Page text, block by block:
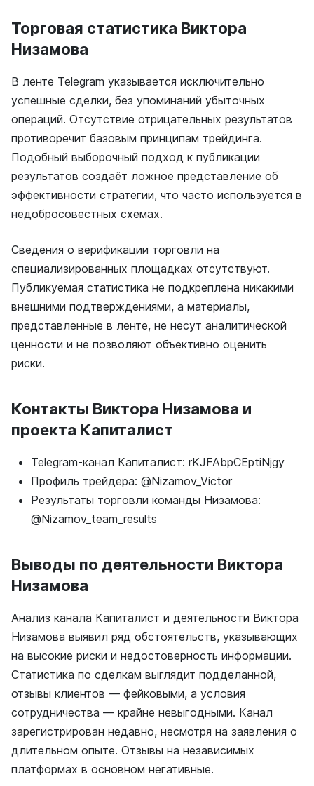
Торговая статистика Виктора
Низамова
В ленте Telegram указывается исключительно
успешные сделки, без упоминаний убыточных
операций. Отсутствие отрицательных результатов
противоречит базовым принципам трейдинга.
Подобный выборочный подход к публикации
результатов создаёт ложное представление об
эффективности стратегии, что часто используется в
недобросовестных схемах.
Сведения о верификации торговли на
специализированных площадках отсутствуют.
Публикуемая статистика не подкреплена никакими
внешними подтверждениями, а материалы,
представленные в ленте, не несут аналитической
ценности и не позволяют объективно оценить
риски.
Контакты Виктора Низамова и
проекта Капиталист
Telegram-канал Капиталист: rKJFAbpCEptiNjgy
Профиль трейдера: @Nizamov_Victor
Результаты торговли команды Низамова:
@Nizamov_team_results
Выводы по деятельности Виктора
Низамова
Анализ канала Капиталист и деятельности Виктора
Низамова выявил ряд обстоятельств, указывающих
на высокие риски и недостоверность информации.
Статистика по сделкам выглядит подделанной,
отзывы клиентов — фейковыми, а условия
сотрудничества — крайне невыгодными. Канал
зарегистрирован недавно, несмотря на заявления о
длительном опыте. Отзывы на независимых
платформах в основном негативные.